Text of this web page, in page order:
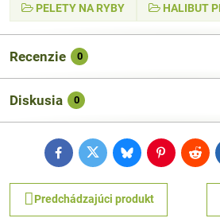
PELETY NA RYBY HALIBUT
Recenzie 0
Diskusia 0
FacebookTwitterBlueskyPinterest
Predchádzajúci produkt